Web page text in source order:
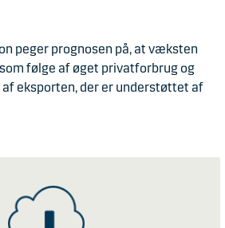
peger prognosen på, at væksten
følge af øget privatforbrug og
eksporten, der er understøttet af